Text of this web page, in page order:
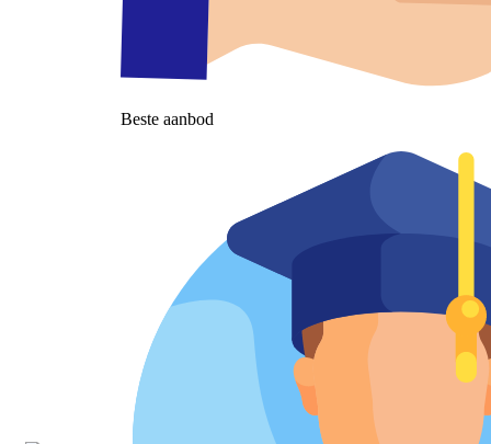
Beste aanbod